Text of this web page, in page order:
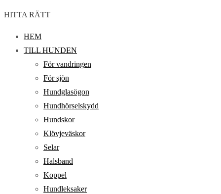
HITTA RÄTT
HEM
TILL HUNDEN
För vandringen
För sjön
Hundglasögon
Hundhörselskydd
Hundskor
Klövjeväskor
Selar
Halsband
Koppel
Hundleksaker